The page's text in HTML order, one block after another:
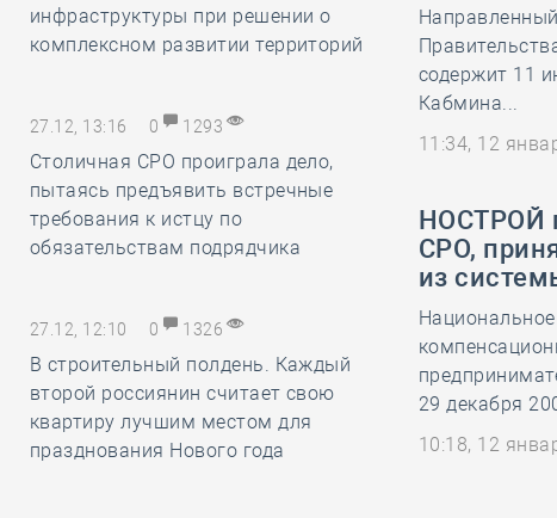
инфраструктуры при решении о
комплексном развитии территорий
27.12, 13:16 0 1293
Столичная СРО проиграла дело,
пытаясь предъявить встречные
требования к истцу по
обязательствам подрядчика
27.12, 12:10 0 1326
В строительный полдень. Каждый
второй россиянин считает свою
квартиру лучшим местом для
празднования Нового года
содержит 11
Кабмина...
11:34, 12
НОСТРОЙ
СРО,
из
29 декабря
10:18, 12